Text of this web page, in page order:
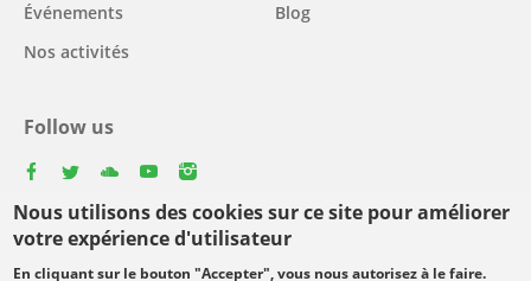
Nous utilisons des cookies sur ce site pour améliorer
votre expérience d'utilisateur
En cliquant sur le bouton "Accepter", vous nous autorisez à le faire.
Événements
Nos activités
Blog
Follow us
Select
your